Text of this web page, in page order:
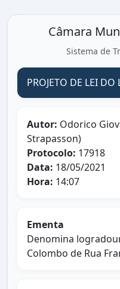
Câmara
Sistema de
PROJETO DE LEI
Autor: Odorico
Strapasson)
Protocolo: 17918
Data: 18/05/2021
Hora: 14:07
Ementa
Denomina
Colombo de Rua